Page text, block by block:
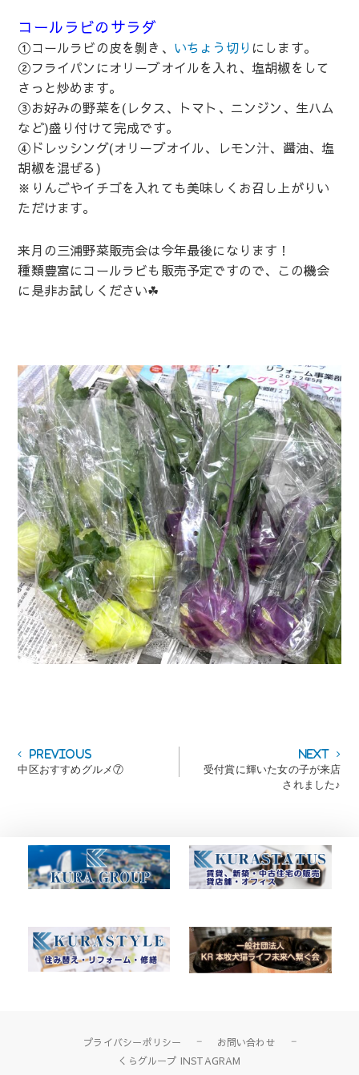
コールラビのサラダ
①コールラビの皮を剝き、 いちょう切り にします。
②フライパンにオリーブオイルを入れ、塩胡椒をして
さっと炒めます。
③お好みの野菜を(レタス、トマト、ニンジン、生ハム
など)盛り付けて完成です。
④ドレッシング(オリーブオイル、レモン汁、醤油、塩
胡椒を混ぜる)
※りんごやイチゴを入れても美味しくお召し上がりい
ただけます。
来月の三浦野菜販売会は今年最後になります！
種類豊富にコールラビも販売予定ですので、この機会
に是非お試しください☘
投
稿
シ
ョ
PreviousPrevious
post:
中区おすすめグルメ⑦
Next
post:
受付賞に輝いた女の子が来店
されました♪
プライバシーポリシー
お問い合わせ
くらグループ INSTAGRAM